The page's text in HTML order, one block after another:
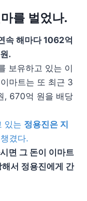
를 벌었나.
속 해마다 1062억
.
보유하고 있는 이
마트는 또 최근 3
, 670억 원을 배당
있는 정용진은 지
겼다.
면 그 돈이 이마트
서 정용진에게 간